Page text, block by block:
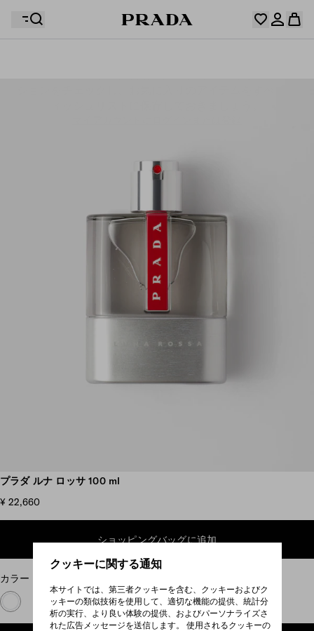
クッキーに関する通知
本サイトでは、第三者クッキーを含む、クッキーおよびク
ッキーの類似技術を使用して、適切な機能の提供、統計分
析の実行、より良い体験の提供、およびパーソナライズさ
れた広告メッセージを送信します。 使用されるクッキーの
お客様のショッピングバッグに商品はありません。
スクロールして他の写真を見る
プラダ ルナ ロッサ 100 ml
¥ 22,660
ショッピングバッグに追加
カラー